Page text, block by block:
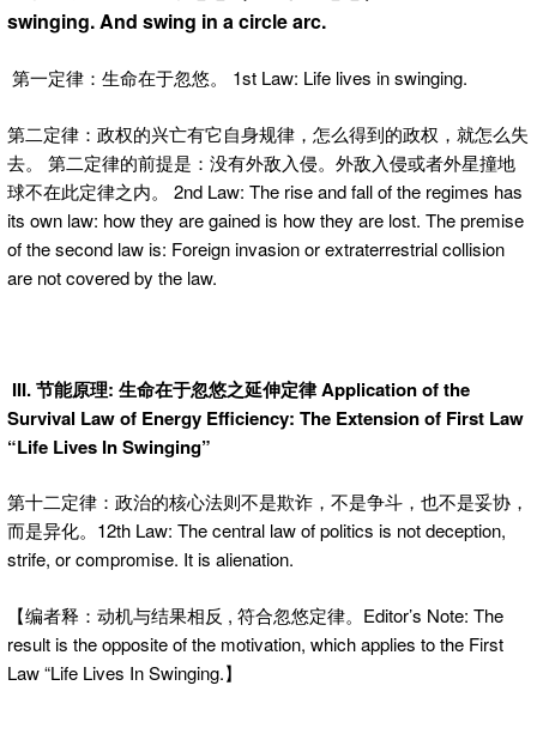
swinging. And swing in a circle arc.
第一定律：生命在于忽悠。 1st Law: Life lives in swinging.
第二定律：政权的兴亡有它自身规律，怎么得到的政权，就怎么失
去。 第二定律的前提是：没有外敌入侵。外敌入侵或者外星撞地
球不在此定律之内。 2nd Law: The rise and fall of the regimes has
its own law: how they are gained is how they are lost. The premise
of the second law is: Foreign invasion or extraterrestrial collision
are not covered by the law.
III. 节能原理: 生命在于忽悠之延伸定律 Application of the
Survival Law of Energy Efficiency: The Extension of First Law
“Life Lives In Swinging”
第十二定律：政治的核心法则不是欺诈，不是争斗，也不是妥协，
而是异化。12th Law: The central law of politics is not deception,
strife, or compromise. It is alienation.
【编者释：动机与结果相反 , 符合忽悠定律。Editor’s Note: The
result is the opposite of the motivation, which applies to the First
Law “Life Lives In Swinging.】